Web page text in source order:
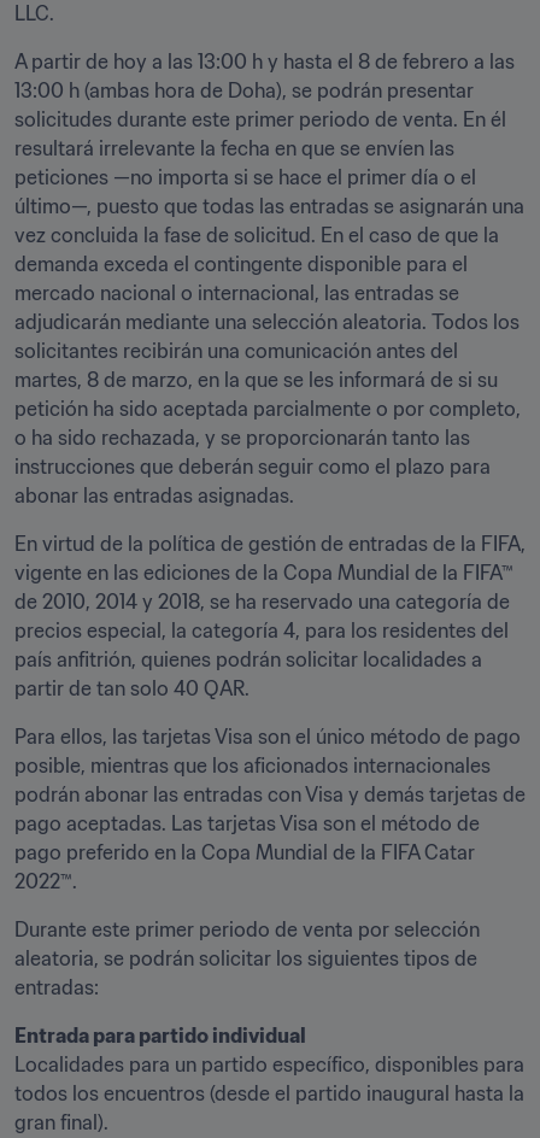
LLC.
A partir de hoy a las 13:00 h y hasta el 8 de febrero a las
13:00 h (ambas hora de Doha), se podrán presentar
solicitudes durante este primer periodo de venta. En él
resultará irrelevante la fecha en que se envíen las
peticiones —no importa si se hace el primer día o el
último—, puesto que todas las entradas se asignarán una
vez concluida la fase de solicitud. En el caso de que la
demanda exceda el contingente disponible para el
mercado nacional o internacional, las entradas se
adjudicarán mediante una selección aleatoria. Todos los
solicitantes recibirán una comunicación antes del
martes, 8 de marzo, en la que se les informará de si su
petición ha sido aceptada parcialmente o por completo,
o ha sido rechazada, y se proporcionarán tanto las
instrucciones que deberán seguir como el plazo para
abonar las entradas asignadas.
En virtud de la política de gestión de entradas de la FIFA,
vigente en las ediciones de la Copa Mundial de la FIFA™
de 2010, 2014 y 2018, se ha reservado una categoría de
precios especial, la categoría 4, para los residentes del
país anfitrión, quienes podrán solicitar localidades a
partir de tan solo 40 QAR.
Para ellos, las tarjetas Visa son el único método de pago
posible, mientras que los aficionados internacionales
podrán abonar las entradas con Visa y demás tarjetas de
pago aceptadas. Las tarjetas Visa son el método de
pago preferido en la Copa Mundial de la FIFA Catar
2022™.
Durante este primer periodo de venta por selección
aleatoria, se podrán solicitar los siguientes tipos de
entradas:
Entrada para partido individual
Localidades para un partido específico, disponibles para
todos los encuentros (desde el partido inaugural hasta la
gran final).